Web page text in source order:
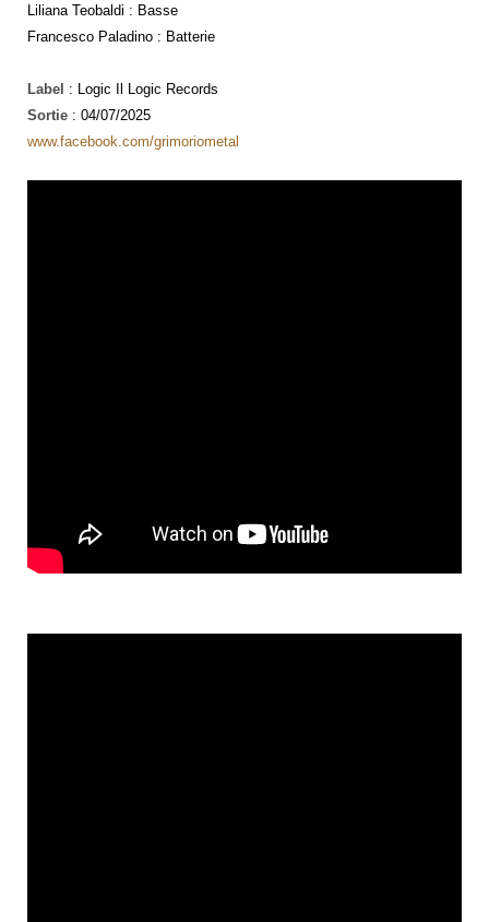
Liliana Teobaldi : Basse
Francesco Paladino : Batterie
Label : Logic Il Logic Records
Sortie : 04/07/2025
www.facebook.com/grimoriometal